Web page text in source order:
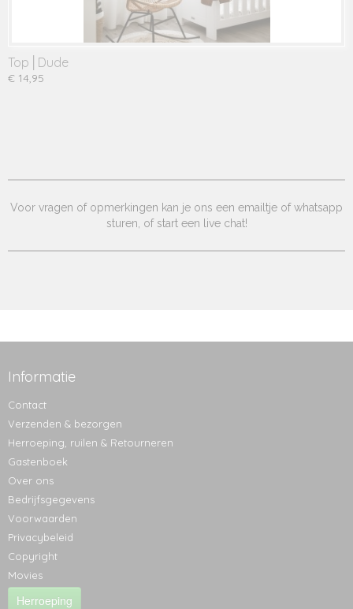
Top│Dude
€ 14,95
Voor vragen of opmerkingen kan je ons een emailtje of whatsapp
sturen, of start een live chat!
Informatie
Contact
Verzenden & bezorgen
Herroeping, ruilen & Retourneren
Gastenboek
Over ons
Bedrijfsgegevens
Voorwaarden
Privacybeleid
Copyright
Movies
Herroeping